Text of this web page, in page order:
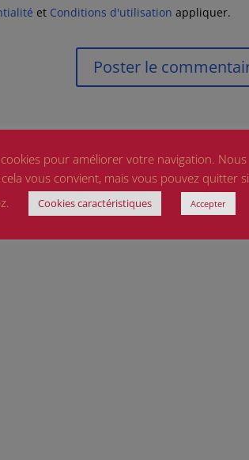
et Conditions d'utilisation appliquer.
pour améliorer votre navigation. Nous
vous convient, mais vous pouvez quitter si
Cookies caractéristiques Accepter